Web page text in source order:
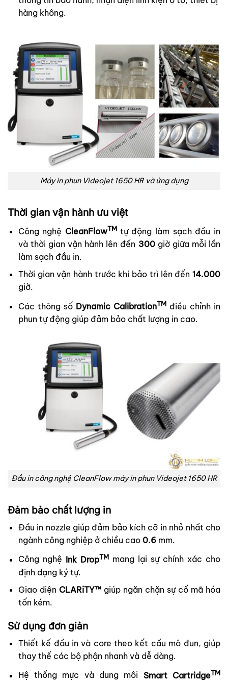
hàng không.
Máy in phun Videojet 1650 HR và ứng dụng
Thời gian vận hành ưu việt
Công nghệCleanFlowTM tự động làm sạch đầu in
và thời gian vận hành lên đến 300giờ giữa mỗi lần
làm sạch đầu in.
Thời gian vận hành trước khi bảo trì lên đến 14.000
giờ.
Các thông số Dynamic CalibrationTMđiều chỉnh in
phun tự động giúp đảm bảo chất lượng in cao.
Đầu in công nghệ CleanFlow máy in phun Videojet 1650 HR
Đảm bảo chất lượng in
Đầu in nozzle giúp đảm bảo kích cỡ in nhỏ nhất cho
ngành công nghiệp ở chiều cao 0.6mm.
Công nghệ Ink DropTM mang lại sự chính xác cho
định dạng ký tự.
Giao diện CLARiTY™giúp ngăn chặn sự cố mã hóa
tốn kém.
Sử dụng đơn giản
Thiết kế đầu in và core theo kết cấu mô đun, giúp
thay thế các bộ phận nhanh và dễ dàng.
Hệ thống mực và dung môi Smart CartridgeTM